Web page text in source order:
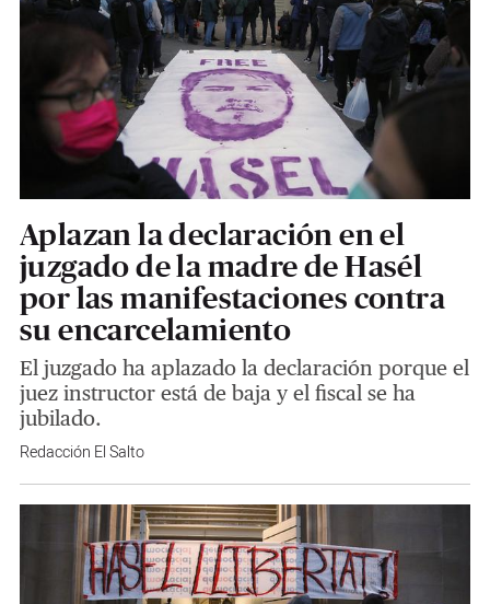
Aplazan la declaración en el
juzgado de la madre de Hasél
por las manifestaciones contra
su encarcelamiento
El juzgado ha aplazado la declaración porque el
juez instructor está de baja y el fiscal se ha
jubilado.
Redacción El Salto